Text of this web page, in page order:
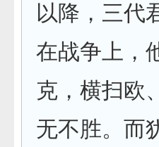
以降，三代
在战争上，
克，横扫欧
无不胜。而